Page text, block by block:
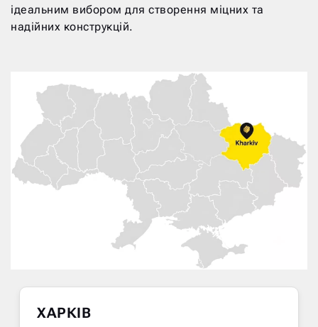
ідеальним вибором для створення міцних та
надійних конструкцій.
ХАРКІВ